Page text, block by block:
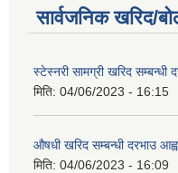
सार्वजनिक खरिद/
स्टेस्नरी सामग्री खरिद सम्बन्धी
मिति: 04/06/2023 - 16:15
औषधी खरिद सम्बन्धी दरभाउ
मिति: 04/06/2023 - 16:09